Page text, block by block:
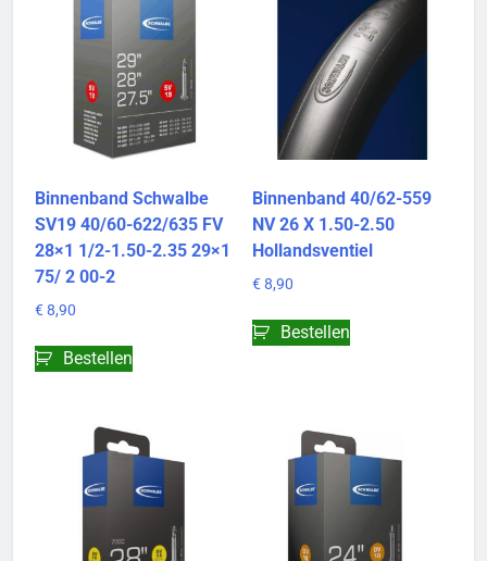
Binnenband Schwalbe
SV19 40/60-622/635 FV
28×1 1/2-1.50-2.35 29×1
75/ 2 00-2
€ 8,90
Bestellen
Binnenband 40/62-559
NV 26 X 1.50-2.50
Hollandsventiel
€ 8,90
Bestellen